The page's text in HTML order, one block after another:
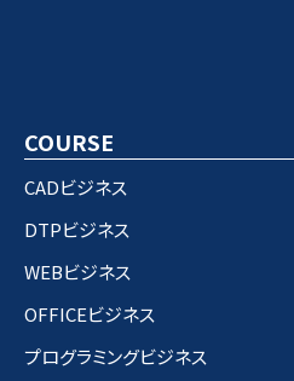
COURSE
CADビジネス
DTPビジネス
WEBビジネス
OFFICEビジネス
プログラミングビジネス